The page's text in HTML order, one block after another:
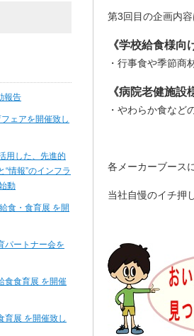
第3回目の企画内容
《学校給食様向
・行事食や季節商
《病院老健施設
・やわらか食など
各メーカーブース
当社自慢のイチ押
報告
ェアを開催致し
用した、先進的
“情報”のインフラ
動
食・食育展 を開
パートナー会を
食食育展 を開催
育展 を開催致し